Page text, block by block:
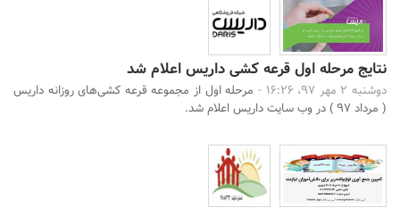
نتایج مرحله اول قرعه کشی داریس اعلام شد
دوشنبه 2 مهر 97، 16:26 -
مرحله اول از مجموعه قرعه کشی‌های روزانه داریس
( مرداد ۹۷ ) در وب سایت داریس اعلام شد.